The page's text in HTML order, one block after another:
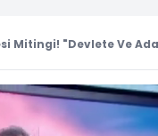
Mitingi! "Devlete Ve